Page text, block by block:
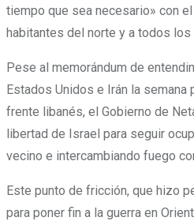
tiempo que sea necesario» con
habitantes del norte y a todos los
Pese al memorándum de
Estados Unidos e Irán la semana
frente libanés, el Gobierno de
libertad de Israel para seguir
vecino e intercambiando fuego
Este punto de fricción, que hizo
para poner fin a la guerra en